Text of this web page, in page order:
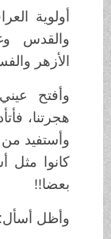
أولوية
والقدس
الأزهر
وأفتح
هجرتنا،
وأستفيد من
كانوا مثل
بعضا!!
وأظل أسأل: